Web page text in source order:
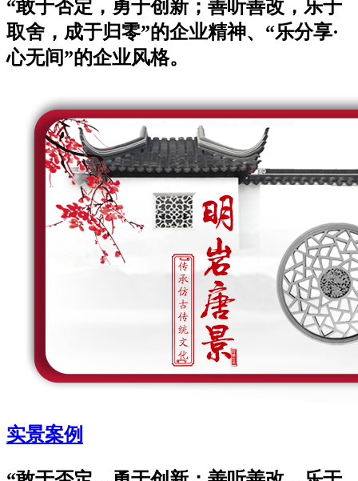
“敢于否定，勇于创新；善听善改，乐于
取舍，成于归零”的企业精神、“乐分享·
心无间”的企业风格。
实景案例